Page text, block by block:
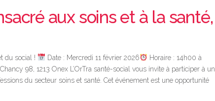
aux soins et à la santé,
du social ! Date : Mercredi 11 février 2026
Horaire : 14h00 à
98, 1213 Onex L’OrTra santé-social vous invite à participer à un
du secteur soins et santé. Cet événement est une opportunité